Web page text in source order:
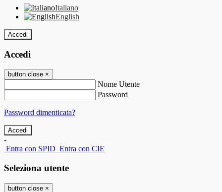
Italiano
English
Accedi
Accedi
button close ×
Nome Utente
Password
Password dimenticata?
-
Entra con SPID Entra con CIE
Seleziona utente
button close ×